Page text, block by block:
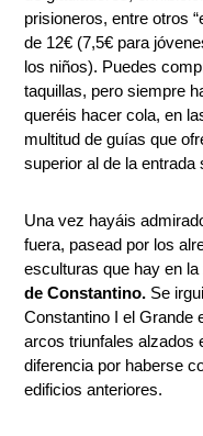
prisioneros, entre otros
de 12€ (7,5€ para
los niños). Puedes
taquillas, pero siempre
queréis hacer cola, en
multitud de guías que
superior al de la entrada
Una vez hayáis
fuera, pasead por los
esculturas que hay en
de Constantino. Se
Constantino I el Grande
arcos triunfales alzados
diferencia por haberse
edificios anteriores.